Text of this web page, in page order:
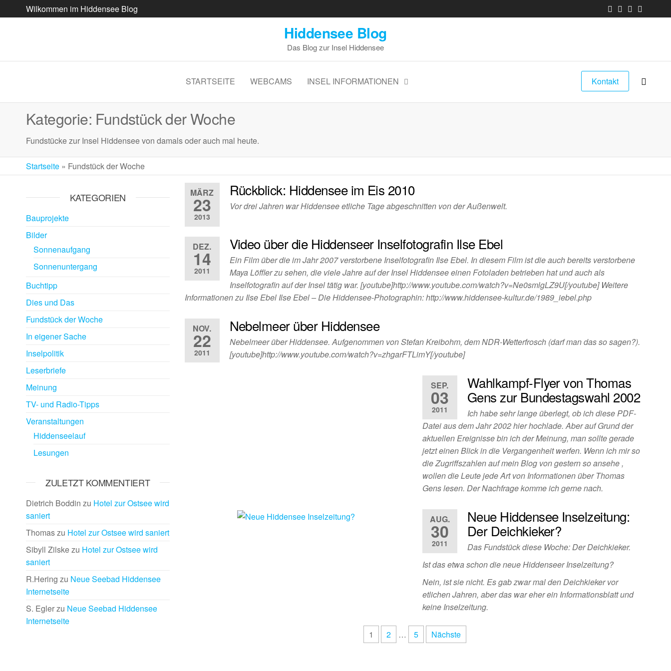
Wilkommen im Hiddensee Blog
Hiddensee Blog
Das Blog zur Insel Hiddensee
Kontakt
STARTSEITE WEBCAMS INSEL INFORMATIONEN
Kategorie: Fundstück der Woche
Fundstücke zur Insel Hiddensee von damals oder auch mal heute.
Startseite » Fundstück der Woche
MÄRZ
23
2013
Rückblick: Hiddensee im Eis 2010
Vor drei Jahren war Hiddensee etliche Tage abgeschnitten von der Außenwelt.
DEZ.
14
2011
Video über die Hiddenseer Inselfotografin Ilse Ebel
Ein Film über die im Jahr 2007 verstorbene Inselfotografin Ilse Ebel. In diesem Film ist die auch bereits verstorbene
Maya Löffler zu sehen, die viele Jahre auf der Insel Hiddensee einen Fotoladen betrieben hat und auch als
Inselfotografin auf der Insel tätig war. [youtube]http://www.youtube.com/watch?v=Ne0smlgLZ9U[/youtube] Weitere
Informationen zu Ilse Ebel Ilse Ebel – Die Hiddensee-Photographin: http://www.hiddensee-kultur.de/1989_iebel.php
NOV.
22
2011
Nebelmeer über Hiddensee
Nebelmeer über Hiddensee. Aufgenommen von Stefan Kreibohm, dem NDR-Wetterfrosch (darf man das so sagen?).
[youtube]http://www.youtube.com/watch?v=zhgarFTLimY[/youtube]
SEP.
03
2011
Wahlkampf-Flyer von Thomas
Gens zur Bundestagswahl 2002
Ich habe sehr lange überlegt, ob ich diese PDF-
Datei aus dem Jahr 2002 hier hochlade. Aber auf Grund der
aktuellen Ereignisse bin ich der Meinung, man sollte gerade
jetzt einen Blick in die Vergangenheit werfen. Wenn ich mir so
die Zugriffszahlen auf mein Blog von gestern so ansehe ,
wollen die Leute jede Art von Informationen über Thomas
Gens lesen. Der Nachfrage komme ich gerne nach.
AUG.
30
2011
Neue Hiddensee Inselzeitung:
Der Deichkieker?
Das Fundstück diese Woche: Der Deichkieker.
Ist das etwa schon die neue Hiddenseer Inselzeitung?
Nein, ist sie nicht. Es gab zwar mal den Deichkieker vor
etlichen Jahren, aber das war eher ein Informationsblatt und
keine Inselzeitung.
1 2 … 5 Nächste
KATEGORIEN
Bauprojekte
Bilder
Sonnenaufgang
Sonnenuntergang
Buchtipp
Dies und Das
Fundstück der Woche
In eigener Sache
Inselpolitik
Leserbriefe
Meinung
TV- und Radio-Tipps
Veranstaltungen
Hiddenseelauf
Lesungen
ZULETZT KOMMENTIERT
Dietrich Boddin zu Hotel zur Ostsee wird
saniert
Thomaszu Hotel zur Ostsee wird saniert
Sibyll Zilskezu Hotel zur Ostsee wird
saniert
R.Hering zu Neue Seebad Hiddensee
Internetseite
S. Eglerzu Neue Seebad Hiddensee
Internetseite